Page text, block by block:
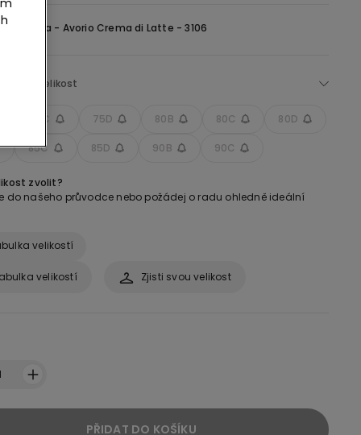
- Avorio Crema di Latte - 3106
Zvol si velikost
75C 75D 80B 80C 80D
85C 85D 90B 90C
zvolit?
do našeho průvodce nebo požádej o radu ohledně ideální
velikostí
Zjisti svou velikost
velikostí
PŘIDAT DO KOŠÍKU